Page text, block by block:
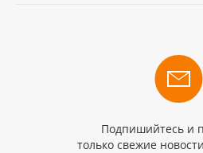
Подпишийтесь и
только свежие